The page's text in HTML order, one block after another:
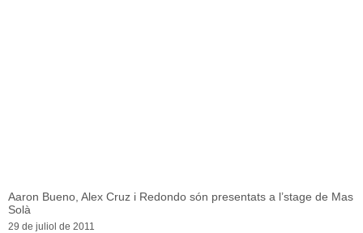
Aaron Bueno, Alex Cruz i Redondo són presentats a l’stage de Mas
Solà
29 de juliol de 2011